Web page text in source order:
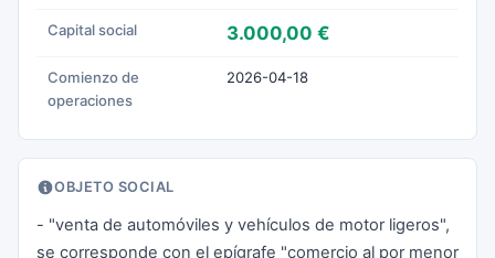
Capital social 3.000,00 €
Comienzo de
operaciones
2026-04-18
OBJETO SOCIAL
- "venta de automóviles y vehículos de motor ligeros",
se corresponde con el epígrafe "comercio al por menor